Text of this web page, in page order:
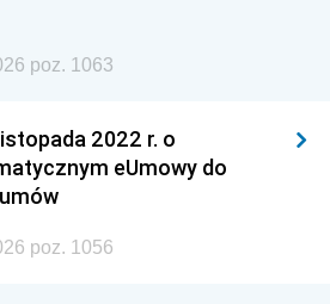
poz. 1063
2022 r. o
eUmowy do
poz. 1056